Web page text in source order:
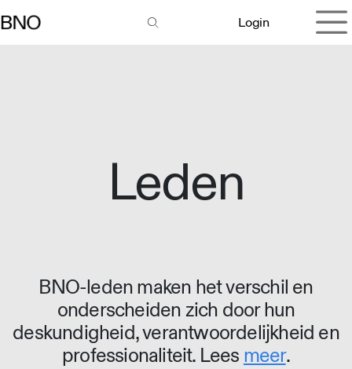
Login
Leden
BNO-leden maken het verschil en
onderscheiden zich door hun
deskundigheid, verantwoordelijkheid en
professionaliteit. Lees meer.